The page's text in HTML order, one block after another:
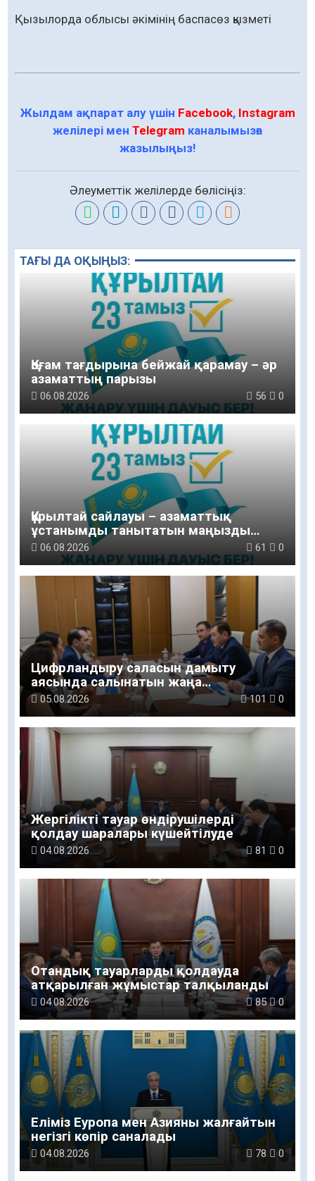
Қызылорда облысы әкімінің баспасөз қызметі
Жылдам ақпарат алу үшін Facebook, Instagram
желілері мен Telegram каналымызға
жазылыңыз!
Әлеуметтік желілерде бөлісіңіз:
ТАҒЫ ДА ОҚЫҢЫЗ:
Қоғам тағдырына бейжай қарамау – әр
азаматтың парызы
06.08.2026 56 0
Құрылтай сайлауы – азаматтық
ұстанымды танытатын маңызды
қадам
06.08.2026 61 0
Цифрландыру саласын дамыту
аясында салынатын жаңа
орталықтың жобасы талқыланды
05.08.2026 101 0
Жергілікті тауар өндірушілерді
қолдау шаралары күшейтілуде
04.08.2026 81 0
Отандық тауарларды қолдауда
атқарылған жұмыстар талқыланды
04.08.2026 85 0
Еліміз Еуропа мен Азияны жалғайтын
негізгі көпір саналады
04.08.2026 78 0